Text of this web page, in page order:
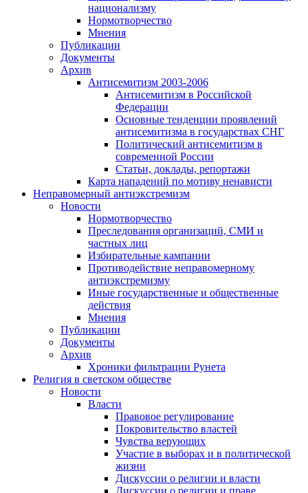
национализму
Нормотворчество
Мнения
Публикации
Документы
Архив
Антисемитизм 2003-2006
Антисемитизм в Российской
Федерации
Основные тенденции проявлений
антисемитизма в государствах СНГ
Политический антисемитизм в
современной России
Статьи, доклады, репортажи
Карта нападений по мотиву ненависти
Неправомерный антиэкстремизм
Новости
Нормотворчество
Преследования организаций, СМИ и
частных лиц
Избирательные кампании
Противодействие неправомерному
антиэкстремизму
Иные государственные и общественные
действия
Мнения
Публикации
Документы
Архив
Хроники фильтрации Рунета
Религия в светском обществе
Новости
Власти
Правовое регулирование
Покровительство властей
Чувства верующих
Участие в выборах и в политической
жизни
Дискуссии о религии и власти